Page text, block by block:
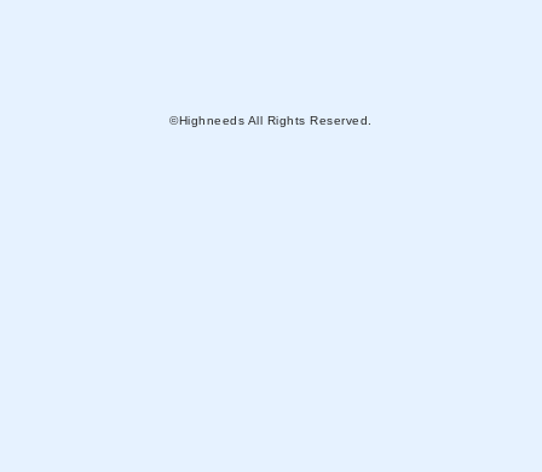
©Highneeds All Rights Reserved.